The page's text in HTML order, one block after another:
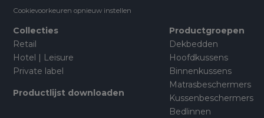
Cookievoorkeuren opnieuw instellen
Collecties
Retail
Hotel | Leisure
Private label
Productlijst downloaden
Productgroepen
Dekbedden
Hoofdkussens
Binnenkussens
Matrasbeschermers
Kussenbeschermers
Bedlinnen